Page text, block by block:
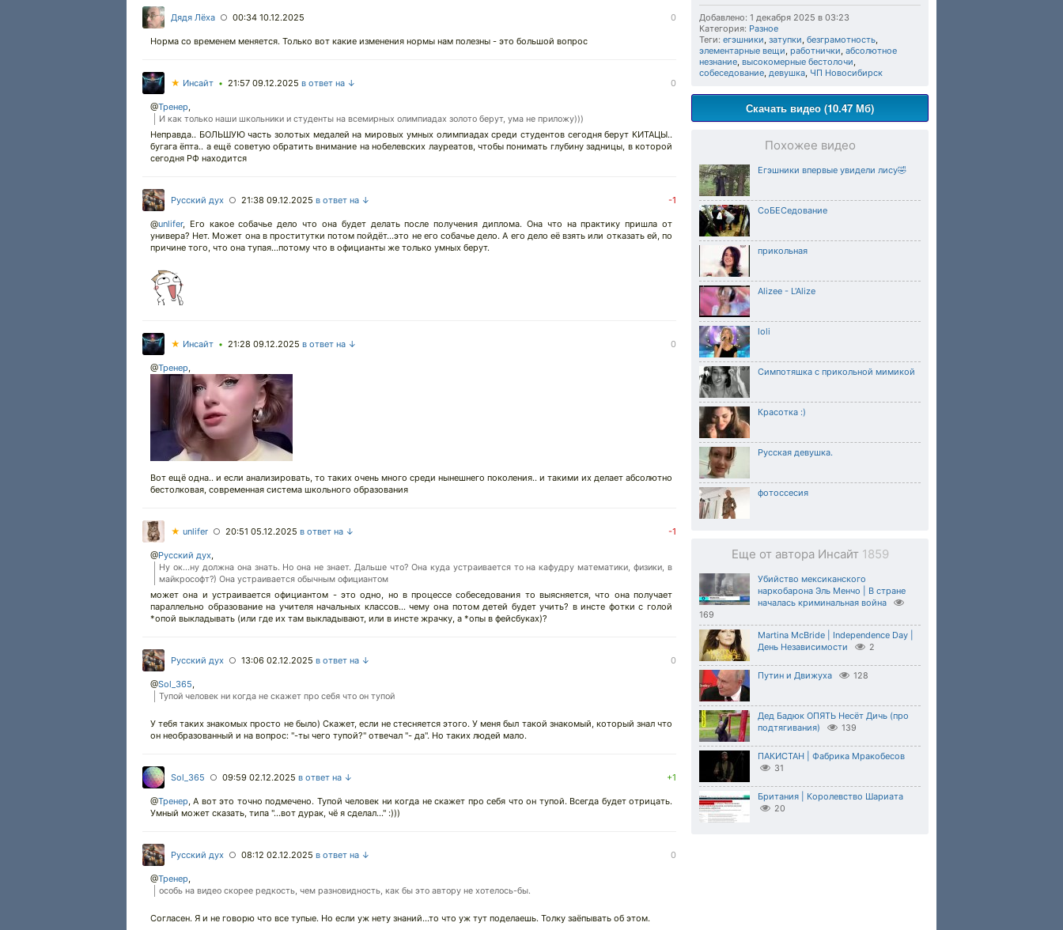
Добавлено: 1 декабря 2025 в 03:23
Категория: Разное
Теги: егэшники, затупки, безграмотность,
элементарные вещи, работнички, абсолютное
незнание, высокомерные бестолочи,
собеседование, девушка, ЧП Новосибирск
Скачать видео (10.47 Мб)
Похожее видео
Егэшники впервые увидели лису🤣
СоБЕСедование
прикольная
Alizee - L'Alize
loli
Симпотяшка с прикольной мимикой
Красотка :)
Русская девушка.
фотоссесия
Еще от автора Инсайт 1859
Убийство мексиканского
наркобарона Эль Менчо | В стране
началась криминальная война
169
Martina McBride | Independence Day |
День Независимости
2
Путин и Движуха 128
Дед Бадюк ОПЯТЬ Несёт Дичь (про
подтягивания)
139
ПАКИСТАН | Фабрика Мракобесов
31
Британия | Королевство Шариата
20
Дядя Лёха ○ 00:34 10.12.2025 0
Норма со временем меняется. Только вот какие изменения нормы нам полезны - это большой вопрос
★ Инсайт • 21:57 09.12.2025 в ответ на ↓ 0
@Тренер,
И как только наши школьники и студенты на всемирных олимпиадах золото берут, ума не приложу)))
Неправда.. БОЛЬШУЮ часть золотых медалей на мировых умных олимпиадах среди студентов сегодня берут КИТАЦЫ..
бугага ёпта.. а ещё советую обратить внимание на нобелевских лауреатов, чтобы понимать глубину задницы, в которой
сегодня РФ находится
Русский дух ○ 21:38 09.12.2025 в ответ на ↓ -1
@unlifer, Его какое собачье дело что она будет делать после получения диплома. Она что на практику пришла от
универа? Нет. Может она в проститутки потом пойдёт...это не его собачье дело. А его дело её взять или отказать ей, по
причине того, что она тупая...потому что в официанты же только умных берут.
★ Инсайт • 21:28 09.12.2025 в ответ на ↓ 0
@Тренер,
Вот ещё одна.. и если анализировать, то таких очень много среди нынешнего поколения.. и такими их делает абсолютно
бестолковая, современная система школьного образования
★ unlifer ○ 20:51 05.12.2025 в ответ на ↓ -1
@Русский дух,
Ну ок...ну должна она знать. Но она не знает. Дальше что? Она куда устраивается то на кафудру математики, физики, в
майкрософт?) Она устраивается обычным официантом
может она и устраивается официантом - это одно, но в процессе собеседования то выясняется, что она получает
параллельно образование на учителя начальных классов... чему она потом детей будет учить? в инсте фотки с голой
*опой выкладывать (или где их там выкладывают, или в инсте жрачку, а *опы в фейсбуках)?
Русский дух ○ 13:06 02.12.2025 в ответ на ↓ 0
@Sol_365,
Тупой человек ни когда не скажет про себя что он тупой
У тебя таких знакомых просто не было) Скажет, если не стесняется этого. У меня был такой знакомый, который знал что
он необразованный и на вопрос: "-ты чего тупой?" отвечал "- да". Но таких людей мало.
Sol_365 ○ 09:59 02.12.2025 в ответ на ↓ +1
@Тренер, А вот это точно подмечено. Тупой человек ни когда не скажет про себя что он тупой. Всегда будет отрицать.
Умный может сказать, типа "...вот дурак, чё я сделал..." :)))
Русский дух ○ 08:12 02.12.2025 в ответ на ↓ 0
@Тренер,
особь на видео скорее редкость, чем разновидность, как бы это автору не хотелось-бы.
Согласен. Я и не говорю что все тупые. Но если уж нету знаний...то что уж тут поделаешь. Толку заёпывать об этом.